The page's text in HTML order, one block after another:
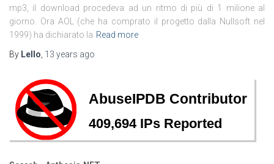
mp3, il download procedeva ad un ritmo di più di 1 milione al
giorno. Ora AOL (che ha comprato il progetto dalla Nullsoft nel
1999) ha dichiarato la Read more
By Lello 13 years ago